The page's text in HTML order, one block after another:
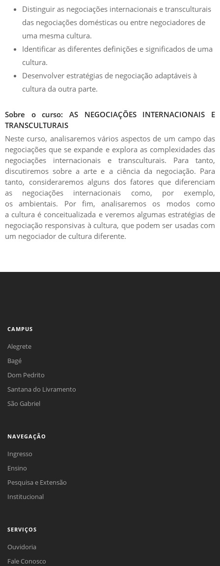
Distinguir as negociações internacionais e transculturais
das negociações domésticas ou entre negociadores de
uma mesma cultura.
Identificar as diferentes definições e significados de uma
cultura.
Desenvolver estratégias de negociação adaptáveis à
cultura da outra parte.
Sobre o curso: AS NEGOCIAÇÕES INTERNACIONAIS E
TRANSCULTURAIS
Neste curso, analisaremos vários aspectos de um campo das
negociações que se expande e explora as complexidades das
negociações internacionais e transculturais. Para tanto,
discutiremos sobre a arte e a ciência da negociação. Para
tanto, consideraremos alguns dos fatores que diferenciam
as negociações internacionais como, por exemplo,
osambientais. Por fim, analisaremos os modos como
a cultura é conceitualizada e veremos algumas estratégias de
negociação responsivas à cultura, que podem ser usadas com
um negociador de cultura diferente.
CAMPUS
Alegrete
Bagé
Dom Pedrito
Santana do Livramento
São Gabriel
NAVEGAÇÃO
Ingresso
Ensino
Pesquisa e Extensão
Institucional
SERVIÇOS
Ouvidoria
Fale Conosco